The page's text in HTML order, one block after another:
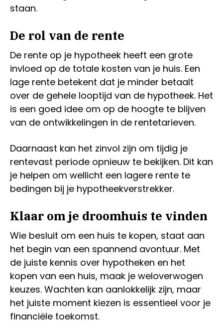
staan.
De rol van de rente
De rente op je hypotheek heeft een grote
invloed op de totale kosten van je huis. Een
lage rente betekent dat je minder betaalt
over de gehele looptijd van de hypotheek. Het
is een goed idee om op de hoogte te blijven
van de ontwikkelingen in de rentetarieven.
Daarnaast kan het zinvol zijn om tijdig je
rentevast periode opnieuw te bekijken. Dit kan
je helpen om wellicht een lagere rente te
bedingen bij je hypotheekverstrekker.
Klaar om je droomhuis te vinden
Wie besluit om een huis te kopen, staat aan
het begin van een spannend avontuur. Met
de juiste kennis over hypotheken en het
kopen van een huis, maak je weloverwogen
keuzes. Wachten kan aanlokkelijk zijn, maar
het juiste moment kiezen is essentieel voor je
financiële toekomst.